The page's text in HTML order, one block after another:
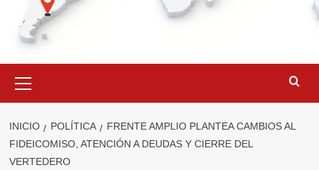
primario
INICIO POLÍTICA
FRENTE AMPLIO PLANTEA CAMBIOS AL
FIDEICOMISO, ATENCIÓN A DEUDAS Y CIERRE DEL
VERTEDERO